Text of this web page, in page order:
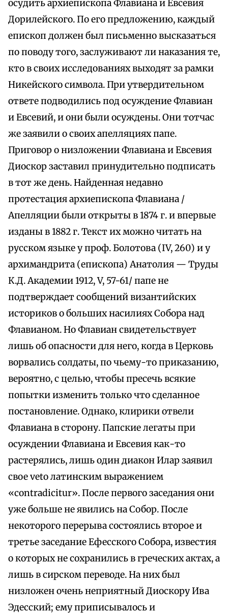
осудить архиепископа Флавиана и Евсевия
Дорилейского. По его предложению, каждый
епископ должен был письменно высказаться
по поводу того, заслуживают ли наказания те,
кто в своих исследованиях выходят за рамки
Никейского символа. При утвердительном
ответе подводились под осуждение Флавиан
и Евсевий, и они были осуждены. Они тотчас
же заявили о своих апелляциях папе.
Приговор о низложении Флавиана и Евсевия
Диоскор заставил принудительно подписать
в тот же день. Найденная недавно
протестация архиепископа Флавиана /
Апелляции были открыты в 1874 г. и впервые
изданы в 1882 г. Текст их можно читать на
русском языке у проф. Болотова (IV, 260) и у
архимандрита (епископа) Анатолия — Труды
К.Д. Академии 1912, V, 57-61/ папе не
подтверждает сообщений византийских
историков о больших насилиях Собора над
Флавианом. Но Флавиан свидетельствует
лишь об опасности для него, когда в Церковь
ворвались солдаты, по чьему-то приказанию,
вероятно, с целью, чтобы пресечь всякие
попытки изменить только что сделанное
постановление. Однако, клирики отвели
Флавиана в сторону. Папские легаты при
осуждении Флавиана и Евсевия как-то
растерялись, лишь один диакон Илар заявил
свое veto латинским выражением
«contradicitur». После первого заседания они
уже больше не явились на Собор. После
некоторого перерыва состоялись второе и
третье заседание Ефесского Собора, известия
о которых не сохранились в греческих актах, а
лишь в сирском переводе. На них был
низложен очень неприятный Диоскору Ива
Эдесский; ему приписывалось и